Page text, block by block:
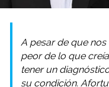
A pesar de que
peor de lo que
tener un
su condición.